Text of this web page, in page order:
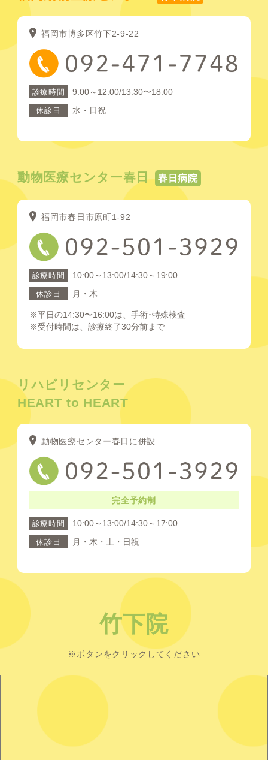
福岡市博多区竹下2-9-22
診療時間 9:00～12:00/13:30〜18:00
休診日 水・日祝
動物医療センター春日 春日病院
福岡市春日市原町1-92
診療時間 10:00～13:00/14:30～19:00
休診日 月・木
※平日の14:30〜16:00は、手術･特殊検査
※受付時間は、診療終了30分前まで
リハビリセンター
HEART to HEART
動物医療センター春日に併設
完全予約制
診療時間 10:00～13:00/14:30～17:00
休診日 月・木・土・日祝
竹下院
※ボタンをクリックしてください